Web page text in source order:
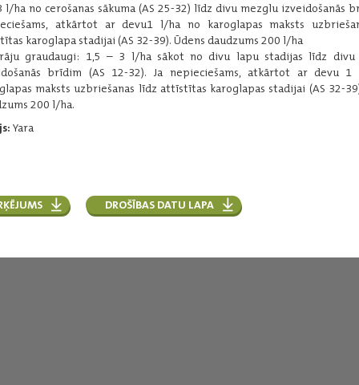
l/ha no cerošanas sākuma (AS 25-32) līdz divu mezglu izveidošanās
atkārtot ar devu1 l/ha no karoglapas maksts
karoglapa stadijai (AS 32-39). Ūdens daudzums 200 l/ha
graudaugi: 1,5 – 3 l/ha sākot no divu lapu stadijas līdz divu
brīdim (AS 12-32). Ja nepieciešams, atkārtot ar devu
maksts uzbriešanas līdz attīstītas karoglapas stadijai (AS 32-
200 l/ha.
Yara
DROŠĪBAS DATU LAPA
YaraVita THIOTRAC
Augstas koncentrācijas ārpussakņu
mēslojums, kas satur šķīstošu sēru.
Iepakojums:10 l
Pamatsastāvs: